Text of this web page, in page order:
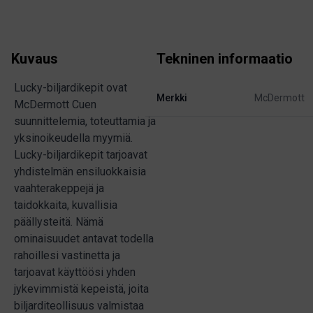
Kuvaus
Lucky-biljardikepit ovat
McDermott Cuen
suunnittelemia, toteuttamia ja
yksinoikeudella myymiä.
Lucky-biljardikepit tarjoavat
yhdistelmän ensiluokkaisia
vaahterakeppejä ja
taidokkaita, kuvallisia
päällysteitä. Nämä
ominaisuudet antavat todella
rahoillesi vastinetta ja
tarjoavat käyttöösi yhden
jykevimmistä kepeistä, joita
biljarditeollisuus valmistaa
Tekninen informaatio
Merkki McDermott